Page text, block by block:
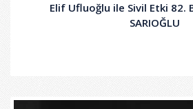
Elif Ufluoğlu ile Sivil Etki 82.
SARIOĞLU